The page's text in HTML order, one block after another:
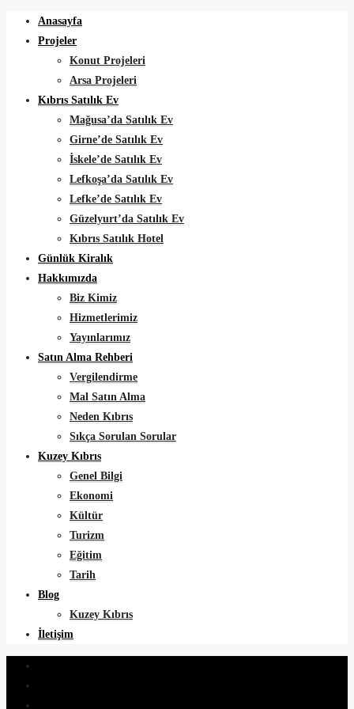
Anasayfa
Projeler
Konut Projeleri
Arsa Projeleri
Kıbrıs Satılık Ev
Mağusa’da Satılık Ev
Girne’de Satılık Ev
İskele’de Satılık Ev
Lefkoşa’da Satılık Ev
Lefke’de Satılık Ev
Güzelyurt’da Satılık Ev
Kıbrıs Satılık Hotel
Günlük Kiralık
Hakkımızda
Biz Kimiz
Hizmetlerimiz
Yayınlarımız
Satın Alma Rehberi
Vergilendirme
Mal Satın Alma
Neden Kıbrıs
Sıkça Sorulan Sorular
Kuzey Kıbrıs
Genel Bilgi
Ekonomi
Kültür
Turizm
Eğitim
Tarih
Blog
Kuzey Kıbrıs
İletişim